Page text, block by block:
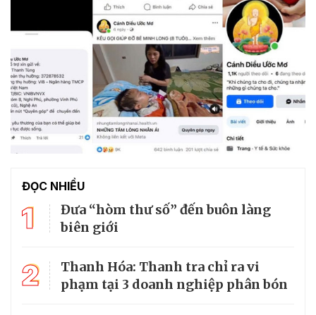
ĐỌC NHIỀU
1
Đưa “hòm thư số” đến buôn làng
biên giới
2
Thanh Hóa: Thanh tra chỉ ra vi
phạm tại 3 doanh nghiệp phân bón